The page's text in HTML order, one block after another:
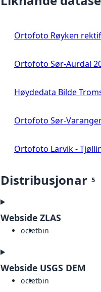
Ortofoto Røyken
Ortofoto Sør-Aurdal
Høydedata Bilde
Ortofoto Sør-
Ortofoto Larvik -
Distribusjonar 5
Webside ZLAS
octetbin
Webside USGS DEM
octetbin